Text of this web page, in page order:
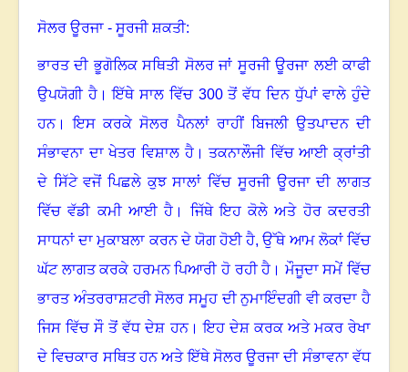
ਸੋਲਰ ਊਰਜਾ - ਸੂਰਜੀ ਸ਼ਕਤੀ:
ਭਾਰਤ ਦੀ ਭੂਗੋਲਿਕ ਸਥਿਤੀ ਸੋਲਰ ਜਾਂ ਸੂਰਜੀ ਊਰਜਾ ਲਈ ਕਾਫੀ
ਉਪਯੋਗੀ ਹੈ।ਇੱਥੇ ਸਾਲ ਵਿੱਚ 300ਤੋਂ ਵੱਧ ਦਿਨ ਧੁੱਪਾਂ ਵਾਲੇ ਹੁੰਦੇ
ਹਨ।ਇਸ ਕਰਕੇ ਸੋਲਰ ਪੈਨਲਾਂ ਰਾਹੀਂ ਬਿਜਲੀ ਉਤਪਾਦਨ ਦੀ
ਸੰਭਾਵਨਾ ਦਾ ਖੇਤਰ ਵਿਸ਼ਾਲ ਹੈ।ਤਕਨਾਲੌਜੀ ਵਿੱਚ ਆਈ ਕ੍ਰਾਂਤੀ
ਦੇ ਸਿੱਟੇ ਵਜੋਂ ਪਿਛਲੇ ਕੁਝ ਸਾਲਾਂ ਵਿੱਚ ਸੂਰਜੀ ਊਰਜਾ ਦੀ ਲਾਗਤ
ਵਿੱਚ ਵੱਡੀ ਕਮੀ ਆਈ ਹੈ। ਜਿੱਥੇ ਇਹ ਕੋਲੇ ਅਤੇ ਹੋਰ ਕਦਰਤੀ
ਸਾਧਨਾਂ ਦਾ ਮੁਕਾਬਲਾ ਕਰਨ ਦੇ ਯੋਗ ਹੋਈ ਹੈ,ਉੱਥੇ ਆਮ ਲੋਕਾਂ ਵਿੱਚ
ਘੱਟ ਲਾਗਤ ਕਰਕੇ ਹਰਮਨ ਪਿਆਰੀ ਹੋ ਰਹੀ ਹੈ । ਮੌਜੂਦਾ ਸਮੇਂ ਵਿੱਚ
ਭਾਰਤ ਅੰਤਰਰਾਸ਼ਟਰੀ ਸੋਲਰ ਸਮੂਹ ਦੀ ਨੁਮਾਇੰਦਗੀ ਵੀ ਕਰਦਾ ਹੈ
ਜਿਸ ਵਿੱਚ ਸੌ ਤੋਂ ਵੱਧ ਦੇਸ਼ ਹਨ। ਇਹ ਦੇਸ਼ ਕਰਕ ਅਤੇ ਮਕਰ ਰੇਖਾ
ਦੇ ਵਿਚਕਾਰ ਸਥਿਤ ਹਨ ਅਤੇ ਇੱਥੇ ਸੋਲਰ ਊਰਜਾ ਦੀ ਸੰਭਾਵਨਾ ਵੱਧ